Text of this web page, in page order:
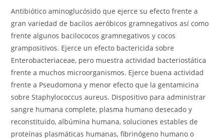
Antibiótico aminoglucósido que ejerce su efecto frente a
gran variedad de bacilos aeróbicos gramnegativos así como
frente algunos bacilococos gramnegativos y cocos
grampositivos. Ejerce un efecto bactericida sobre
Enterobacteriaceae, pero muestra actividad bacteriostática
frente a muchos microorganismos. Ejerce buena actividad
frente a Pseudomona y menor efecto que la gentamicina
sobre Staphylococcus aureus. Dispositivo para administrar
sangre humana complete, plasma humano desecado y
reconstituido, albúmina humana, soluciones estables de
proteínas plasmáticas humanas, fibrinógeno humano o